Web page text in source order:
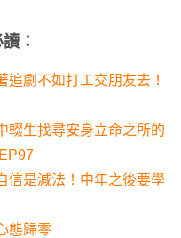
：
劇不如打工交朋友去！
輟生找尋安身立命之所的
信是減法！中年之後要學
態歸零